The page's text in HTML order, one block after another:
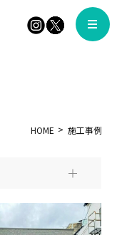
HOME 施工事例